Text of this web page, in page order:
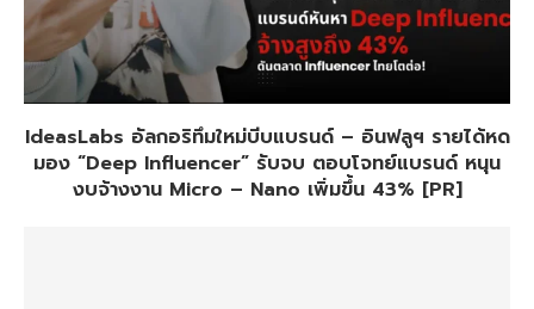
IdeasLabs อัลกอริทึมใหม่บีบแบรนด์ – อินฟลูฯ รายได้หด
มอง “Deep Influencer” รับจบ ตอบโจทย์แบรนด์ หนุน
งบจ้างงาน Micro – Nano เพิ่มขึ้น 43% [PR]